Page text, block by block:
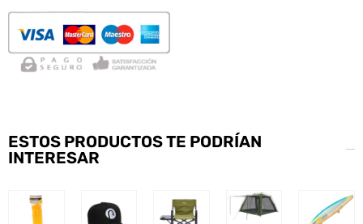
ESTOS PRODUCTOS TE PODRÍAN
INTERESAR